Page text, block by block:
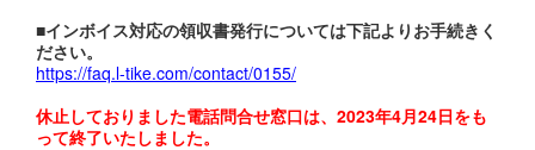
■インボイス対応の領収書発行については下記よりお手続きく
ださい。
https://faq.l-tike.com/contact/0155/
休止しておりました電話問合せ窓口は、2023年4月24日をも
って終了いたしました。